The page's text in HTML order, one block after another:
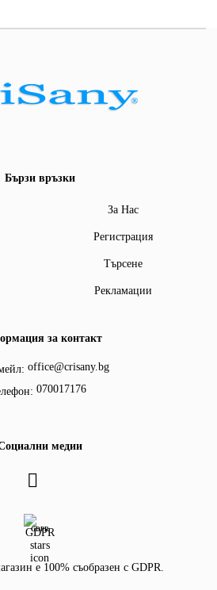
Бързи връзки
За Нас
Регистрация
Търсене
Рекламации
за контакт
office@crisany.bg
070017176
медии
GDPR
е 100% съобразен с GDPR.